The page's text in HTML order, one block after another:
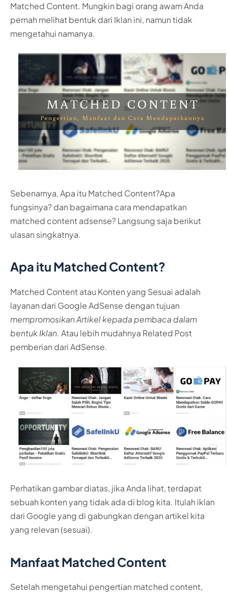
Matched Content. Mungkin bagi orang awam Anda
pernah melihat bentuk dari Iklan ini, namun tidak
mengetahui namanya.
Sebenarnya, Apa itu Matched Content?Apa
fungsinya? dan bagaimana cara mendapatkan
matched content adsense? Langsung saja berikut
ulasan singkatnya.
Apa itu Matched Content?
Matched Content atau Konten yang Sesuai adalah
layanan dari Google AdSense dengan tujuan
mempromosikan Artikel kepada pembaca dalam
bentuk Iklan. Atau lebih mudahnya Related Post
pemberian dari AdSense.
Perhatikan gambar diatas, jika Anda lihat, terdapat
sebuah konten yang tidak ada di blog kita. Itulah iklan
dari Google yang di gabungkan dengan artikel kita
yang relevan (sesuai).
Manfaat Matched Content
Setelah mengetahui pengertian matched content,